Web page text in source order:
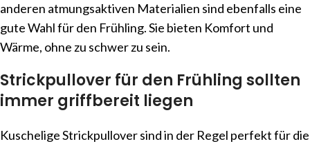
anderen atmungsaktiven Materialien sind ebenfalls eine
gute Wahl für den Frühling. Sie bieten Komfort und
Wärme, ohne zu schwer zu sein.
Strickpullover für den Frühling sollten
immer griffbereit liegen
Kuschelige Strickpullover sind in der Regel perfekt für die